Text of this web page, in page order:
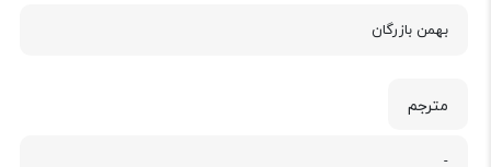
بهمن بازرگان
مترجم
-